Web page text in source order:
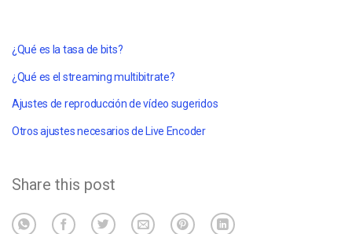
¿Qué es la tasa de bits?
¿Qué es el streaming multibitrate?
Ajustes de reproducción de vídeo sugeridos
Otros ajustes necesarios de Live Encoder
Share this post